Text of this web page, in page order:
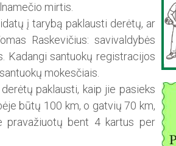
mirtis.
į tarybą paklausti derėtų, ar
Raskevičius: savivaldybės
Kadangi santuokų registracijos
mokesčiais.
paklausti, kaip jie pasieks
būtų 100 km, o gatvių 70 km,
pravažiuotų bent 4 kartus per